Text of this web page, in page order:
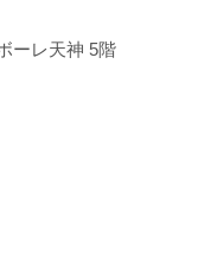
ーレ天神 5階